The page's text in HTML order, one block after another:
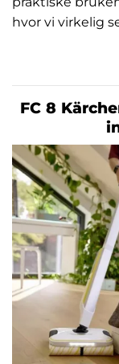
hvor vi virkelig
FC 8